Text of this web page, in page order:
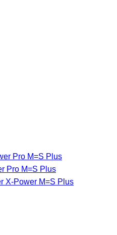
Pro M=S Plus
Pro M=S Plus
Power M=S Plus